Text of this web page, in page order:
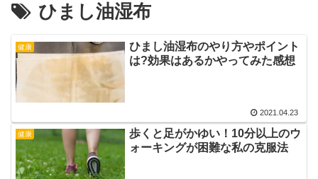
ひまし油湿布
健康
ひまし油湿布のやり方やポイント
は?効果はあるかやってみた感想
2021.04.23
健康
歩くと足がかゆい！10分以上のウ
ォーキングが困難な私の克服法